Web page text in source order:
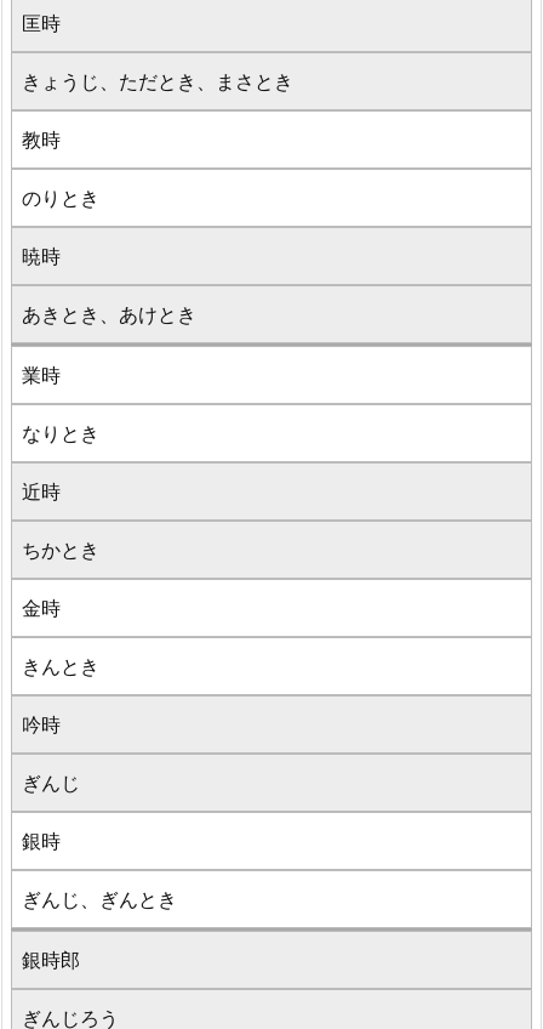
匡時
きょうじ、ただとき、まさとき
教時
のりとき
暁時
あきとき、あけとき
業時
なりとき
近時
ちかとき
金時
きんとき
吟時
ぎんじ
銀時
ぎんじ、ぎんとき
銀時郎
ぎんじろう